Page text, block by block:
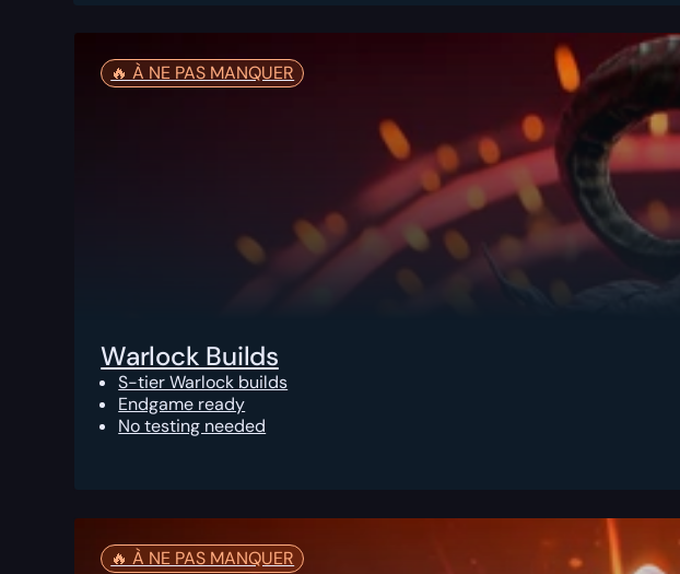
🔥️ À NE PAS MANQUER
Warlock Builds
S-tier Warlock builds
Endgame ready
No testing needed
🔥️ À NE PAS MANQUER